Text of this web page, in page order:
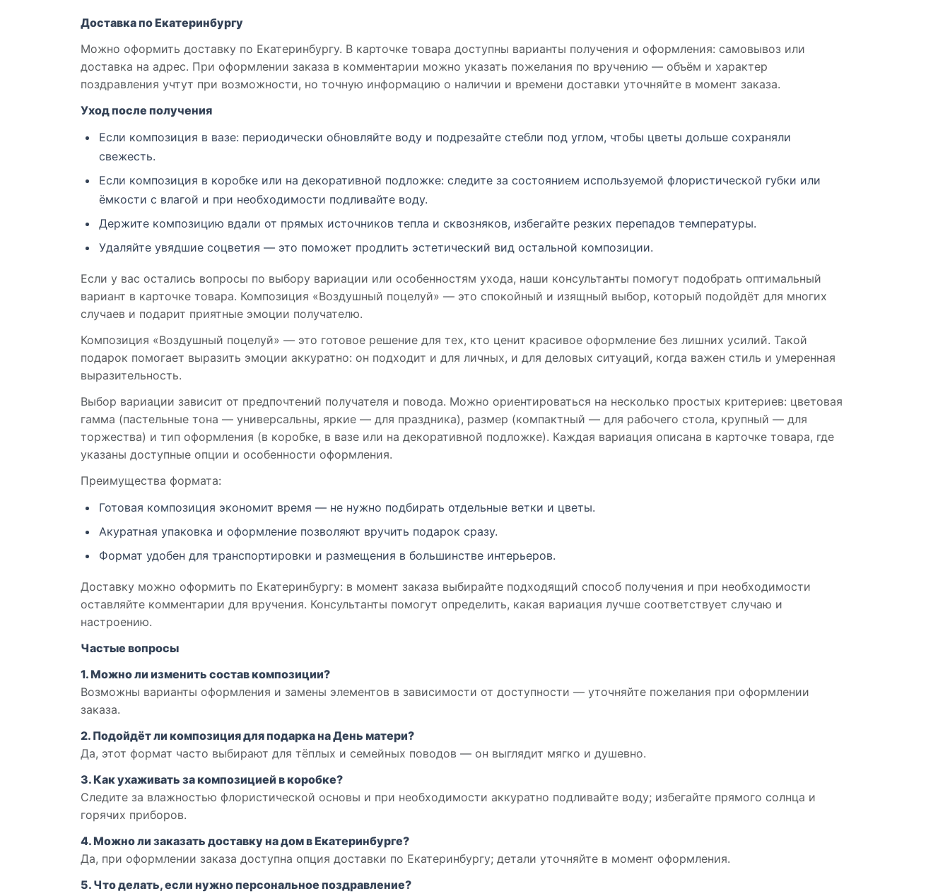
Доставка по Екатеринбургу
Можно оформить доставку по Екатеринбургу. В карточке товара доступны варианты получения и оформления: самовывоз или
доставка на адрес. При оформлении заказа в комментарии можно указать пожелания по вручению — объём и характер
поздравления учтут при возможности, но точную информацию о наличии и времени доставки уточняйте в момент заказа.
Уход после получения
Если композиция в вазе: периодически обновляйте воду и подрезайте стебли под углом, чтобы цветы дольше сохраняли
свежесть.
Если композиция в коробке или на декоративной подложке: следите за состоянием используемой флористической губки или
ёмкости с влагой и при необходимости подливайте воду.
Держите композицию вдали от прямых источников тепла и сквозняков, избегайте резких перепадов температуры.
Удаляйте увядшие соцветия — это поможет продлить эстетический вид остальной композиции.
Если у вас остались вопросы по выбору вариации или особенностям ухода, наши консультанты помогут подобрать оптимальный
вариант в карточке товара. Композиция «Воздушный поцелуй» — это спокойный и изящный выбор, который подойдёт для многих
случаев и подарит приятные эмоции получателю.
Композиция «Воздушный поцелуй» — это готовое решение для тех, кто ценит красивое оформление без лишних усилий. Такой
подарок помогает выразить эмоции аккуратно: он подходит и для личных, и для деловых ситуаций, когда важен стиль и умеренная
выразительность.
Выбор вариации зависит от предпочтений получателя и повода. Можно ориентироваться на несколько простых критериев: цветовая
гамма (пастельные тона — универсальны, яркие — для праздника), размер (компактный — для рабочего стола, крупный — для
торжества) и тип оформления (в коробке, в вазе или на декоративной подложке). Каждая вариация описана в карточке товара, где
указаны доступные опции и особенности оформления.
Преимущества формата:
Готовая композиция экономит время — не нужно подбирать отдельные ветки и цветы.
Акуратная упаковка и оформление позволяют вручить подарок сразу.
Формат удобен для транспортировки и размещения в большинстве интерьеров.
Доставку можно оформить по Екатеринбургу: в момент заказа выбирайте подходящий способ получения и при необходимости
оставляйте комментарии для вручения. Консультанты помогут определить, какая вариация лучше соответствует случаю и
настроению.
Частые вопросы
1. Можно ли изменить состав композиции?
Возможны варианты оформления и замены элементов в зависимости от доступности — уточняйте пожелания при оформлении
заказа.
2. Подойдёт ли композиция для подарка на День матери?
Да, этот формат часто выбирают для тёплых и семейных поводов — он выглядит мягко и душевно.
3. Как ухаживать за композицией в коробке?
Следите за влажностью флористической основы и при необходимости аккуратно подливайте воду; избегайте прямого солнца и
горячих приборов.
4. Можно ли заказать доставку на дом в Екатеринбурге?
Да, при оформлении заказа доступна опция доставки по Екатеринбургу; детали уточняйте в момент оформления.
5. Что делать, если нужно персональное поздравление?